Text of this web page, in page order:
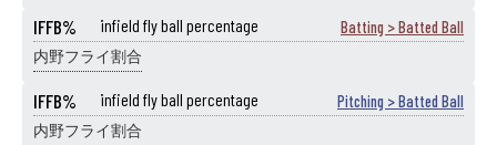
IFFB% infield fly ball percentage Batting > Batted Ball
内野フライ割合
IFFB% infield fly ball percentage Pitching > Batted Ball
内野フライ割合